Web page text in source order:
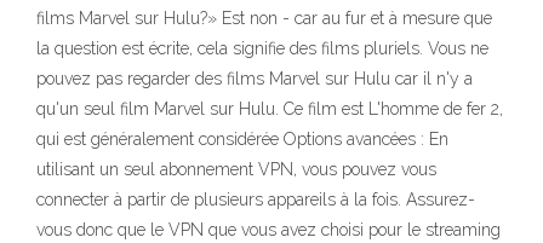
films Marvel sur Hulu?» Est non - car au fur et à mesure que
la question est écrite, cela signifie des films pluriels. Vous ne
pouvez pas regarder des films Marvel sur Hulu car il n'y a
qu'un seul film Marvel sur Hulu. Ce film est L'homme de fer 2,
qui est généralement considérée Options avancées : En
utilisant un seul abonnement VPN, vous pouvez vous
connecter à partir de plusieurs appareils à la fois. Assurez-
vous donc que le VPN que vous avez choisi pour le streaming